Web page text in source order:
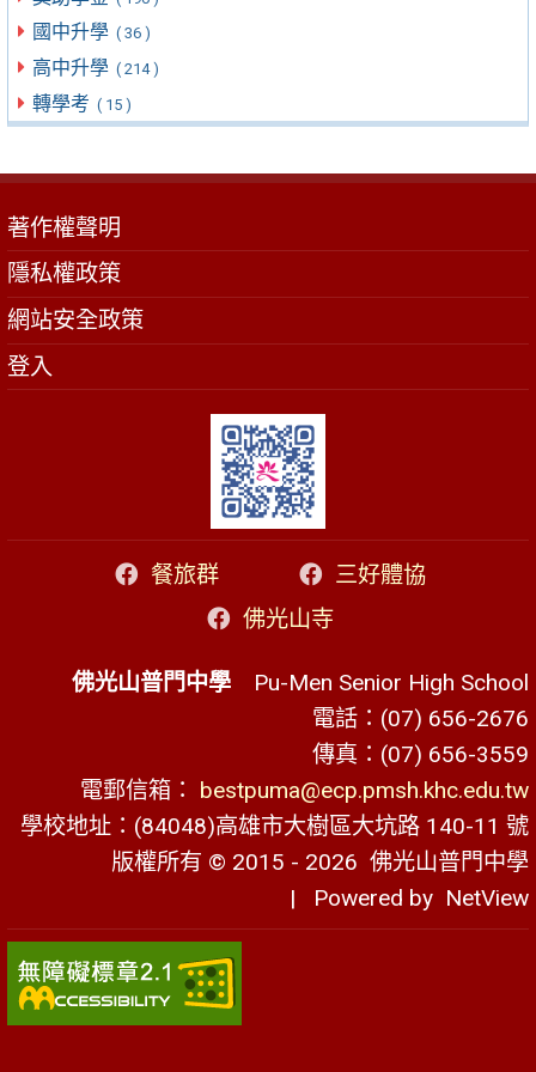
國中升學 ( 36 )
高中升學 ( 214 )
轉學考 ( 15 )
著作權聲明
隱私權政策
網站安全政策
登入
餐旅群
三好體協
佛光山寺
佛光山普門中學 Pu-Men Senior High School
電話：(07) 656-2676
傳真：(07) 656-3559
電郵信箱： bestpuma@ecp.pmsh.khc.edu.tw
學校地址：(84048)高雄市大樹區大坑路 140-11 號
版權所有 © 2015 - 2026 佛光山普門中學
| Powered by NetView